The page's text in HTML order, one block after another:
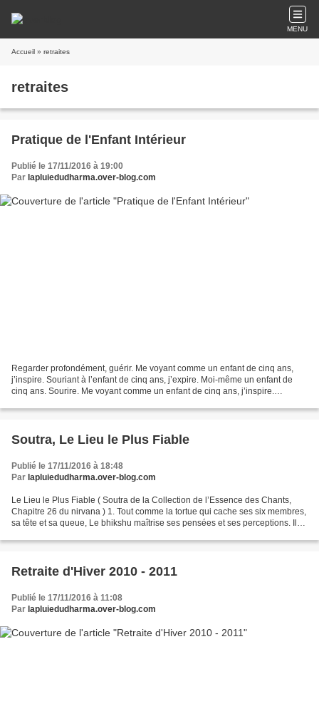
MENU
Accueil » retraites
retraites
Pratique de l'Enfant Intérieur
Publié le 17/11/2016 à 19:00
Par lapluiedudharma.over-blog.com
Regarder profondément, guérir. Me voyant comme un enfant de cinq ans,
j’inspire. Souriant à l’enfant de cinq ans, j’expire. Moi-même un enfant de
cinq ans. Sourire. Me voyant comme un enfant de cinq ans, j’inspire.
Soutra, Le Lieu le Plus Fiable
Publié le 17/11/2016 à 18:48
Par lapluiedudharma.over-blog.com
Le Lieu le Plus Fiable ( Soutra de la Collection de l’Essence des Chants,
Chapitre 26 du nirvana ) 1. Tout comme la tortue qui cache ses six membres,
sa tête et sa queue, Le bhikshu maîtrise ses pensées et ses perceptions. Il
Retraite d'Hiver 2010 - 2011
Publié le 17/11/2016 à 11:08
Par lapluiedudharma.over-blog.com